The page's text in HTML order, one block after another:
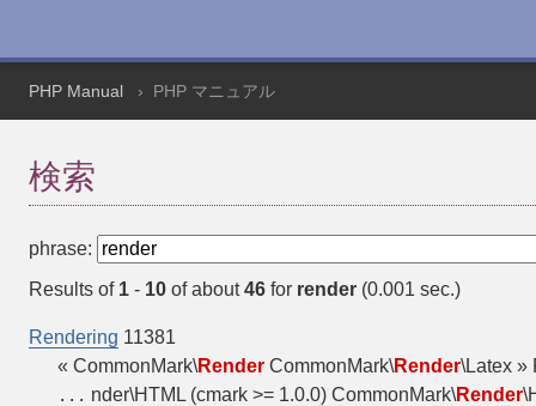
PHP Manual PHP マニュアル
検索
phrase:
Results of 1 - 10 of about46 for render (0.001 sec.)
Rendering 11381
« CommonMark\Render CommonMark\Render\Latex »
... nder\HTML (cmark >= 1.0.0) CommonMark\Render